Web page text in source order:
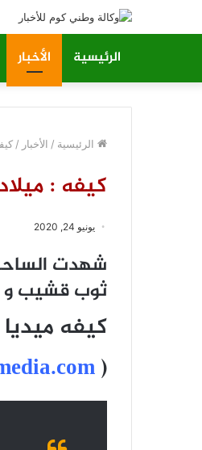
الرئيسية الأخبار
الرئيسية / الأخبار /
كيفه :
يونيو 24, 2020
شهدت
ثوب قشيب و
كيفه ميديا
(